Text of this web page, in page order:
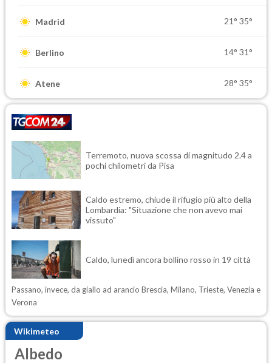
Madrid 21° 35°
Berlino 14° 31°
Atene 28° 35°
Terremoto, nuova scossa di magnitudo 2.4 a
pochi chilometri da Pisa
Caldo estremo, chiude il rifugio più alto della
Lombardia: "Situazione che non avevo mai
vissuto"
Caldo, lunedì ancora bollino rosso in 19 città
Passano, invece, da giallo ad arancio Brescia, Milano, Trieste, Venezia e
Verona
Wikimeteo
Albedo